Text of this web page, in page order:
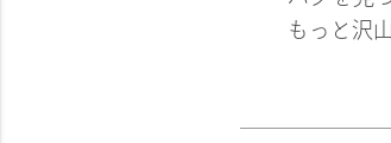
もっと沢